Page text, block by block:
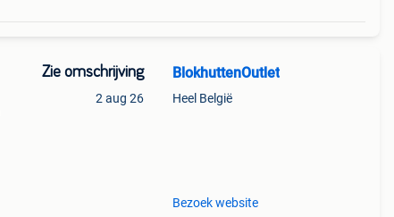
Zie omschrijving
2 aug 26
BlokhuttenOutlet
Heel België
Bezoek website